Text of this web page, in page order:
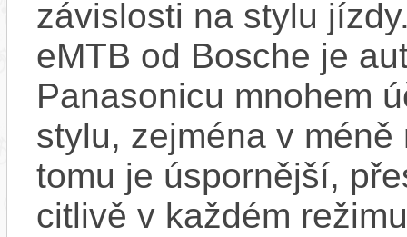
závislosti na stylu
eMTB od Bosche je
Panasonicu mnohem
stylu, zejména v
tomu je úspornější,
citlivě v každém